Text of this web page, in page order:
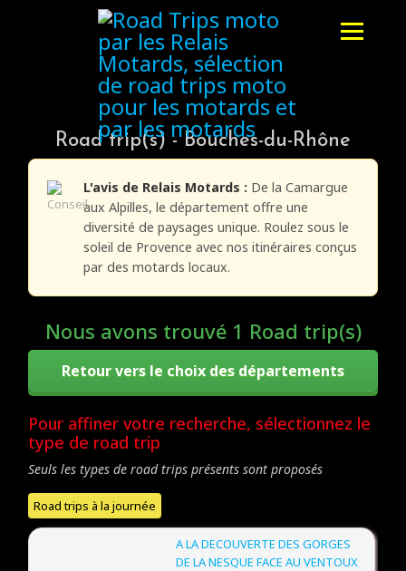
Road trip(s) - Bouches-du-Rhône
L'avis de Relais Motards : De la Camargue
aux Alpilles, le département offre une
diversité de paysages unique. Roulez sous le
soleil de Provence avec nos itinéraires conçus
par des motards locaux.
Nous avons trouvé 1 Road trip(s)
Retour vers le choix des départements
Pour affiner votre recherche, sélectionnez le
type de road trip
Seuls les types de road trips présents sont proposés
Road trips à la journée
A LA DECOUVERTE DES GORGES
DE LA NESQUE FACE AU VENTOUX